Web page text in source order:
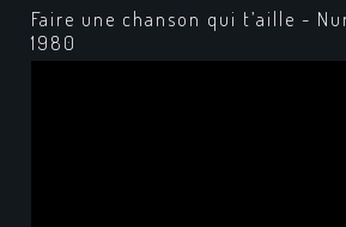
Faire une chanson qui t’aille -
1980